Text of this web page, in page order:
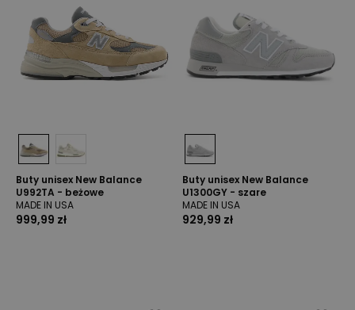
Buty unisex New Balance
U992TA - beżowe
MADE IN USA
999,99 zł
Buty unisex New Balance
U1300GY - szare
MADE IN USA
929,99 zł